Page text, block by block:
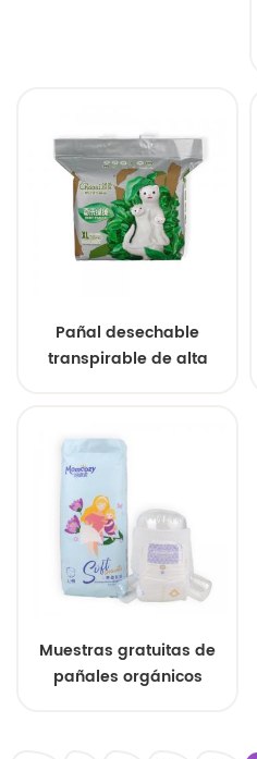
Pañal desechable
transpirable de alta
mayor
Muestras gratuitas de
pañales orgánicos